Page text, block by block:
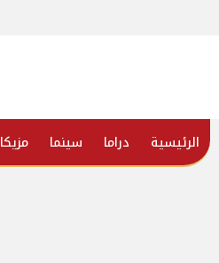
الرئيسية دراما سينما مزيكا